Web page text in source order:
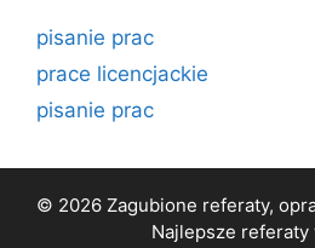
pisanie prac
prace licencjackie
pisanie prac
© 2026 Zagubione referaty,
Najlepsze referaty